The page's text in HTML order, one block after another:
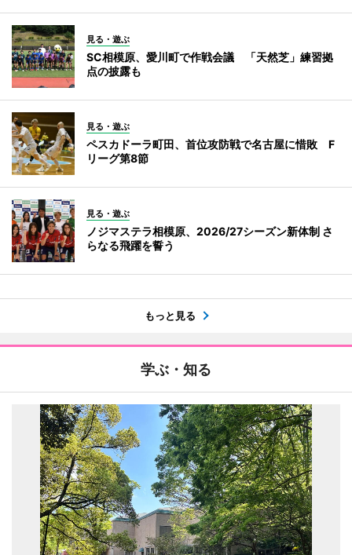
見る・遊ぶ
SC相模原、愛川町で作戦会議 「天然芝」練習拠
点の披露も
見る・遊ぶ
ペスカドーラ町田、首位攻防戦で名古屋に惜敗 F
リーグ第8節
見る・遊ぶ
ノジマステラ相模原、2026/27シーズン新体制 さ
らなる飛躍を誓う
もっと見る
学ぶ・知る